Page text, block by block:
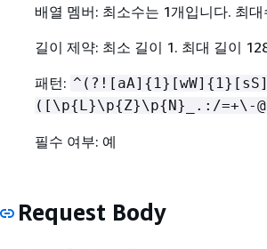
배열 멤버: 최소수는 1개입니다. 최대
길이 제약: 최소 길이 1. 최대 길이
패턴: ^(?![aA] { 1}[wW] { 1}[sS]
([\p{ L}\p{Z}\p{ N}_.:/=+\-
필수 여부: 예
Request Body